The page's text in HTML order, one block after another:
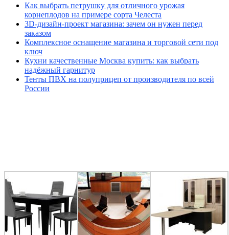
Как выбрать петрушку для отличного урожая
корнеплодов на примере сорта Челеста
3D-дизайн-проект магазина: зачем он нужен перед
заказом
Комплексное оснащение магазина и торговой сети под
ключ
Кухни качественные Москва купить: как выбрать
надёжный гарнитур
Тенты ПВХ на полуприцеп от производителя по всей
России